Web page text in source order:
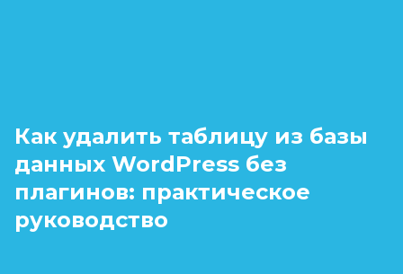
Как удалить таблицу из базы
данных WordPress без
плагинов: практическое
руководство